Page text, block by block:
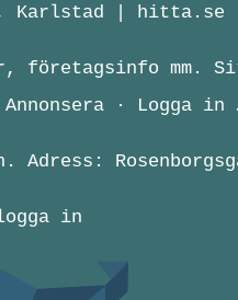
Karlstad | hitta.se
företagsinfo mm.
· Logga in
in